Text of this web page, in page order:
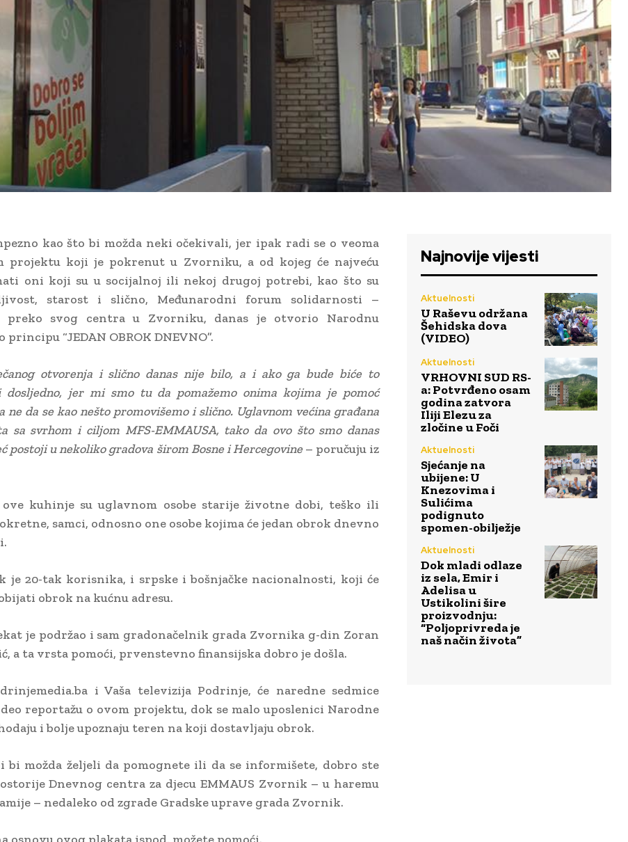
kao što bi možda neki očekivali, jer ipak radi se o veoma
projektu koji je pokrenut u Zvorniku, a od kojeg će najveću
oni koji su u socijalnoj ili nekoj drugoj potrebi, kao što su
starost i slično, Međunarodni forum solidarnosti –
preko svog centra u Zvorniku, danas je otvorio Narodnu
“JEDAN OBROK DNEVNO”.
otvorenja i slično danas nije bilo, a i ako ga bude biće to
dosljedno, jer mi smo tu da pomažemo onima kojima je pomoć
ne da se kao nešto promovišemo i slično. Uglavnom većina građana
sa svrhom i ciljom MFS-EMMAUSA, tako da ovo što smo danas
postoji u nekoliko gradova širom Bosne i Hercegovine– poručuju iz
kuhinje su uglavnom osobe starije životne dobi, teško ili
samci, odnosno one osobe kojima će jedan obrok dnevno
je 20-tak korisnika, i srpske i bošnjačke nacionalnosti, koji će
obrok na kućnu adresu.
je podržao i sam gradonačelnik grada Zvornika g-din Zoran
a ta vrsta pomoći, prvenstevno finansijska dobro je došla.
i Vaša televizija Podrinje, će naredne sedmice
reportažu o ovom projektu, dok se malo uposlenici Narodne
i bolje upoznaju teren na koji dostavljaju obrok.
bi možda željeli da pomognete ili da se informišete, dobro ste
Dnevnog centra za djecu EMMAUS Zvornik – u haremu
– nedaleko od zgrade Gradske uprave grada Zvornik.
Najnovije vijesti
Aktuelnosti
U Raševu održana
Šehidska dova
(VIDEO)
Aktuelnosti
VRHOVNI SUD RS-
a: Potvrđeno osam
godina zatvora
Iliji Elezu za
zločine u Foči
Aktuelnosti
Sjećanje na
ubijene: U
Knezovima i
Sulićima
podignuto
spomen-obilježje
Aktuelnosti
Dok mladi odlaze
iz sela, Emir i
Adelisa u
Ustikolini šire
proizvodnju:
“Poljoprivreda je
naš način života”